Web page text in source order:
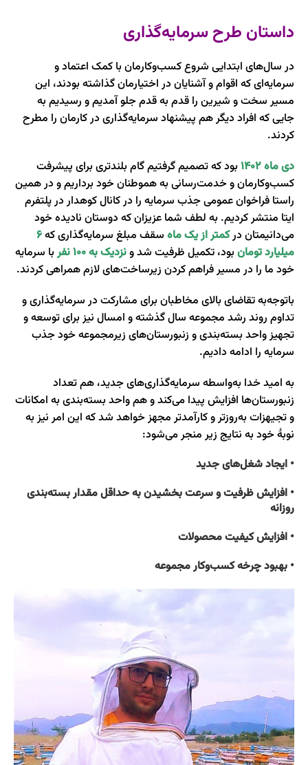
داستان طرح سرمایه‌گذاری
در سال‌های ابتدایی شروع کسب‌وکارمان با کمک اعتماد و
سرمایه‌ای که اقوام و آشنایان در اختیارمان گذاشته بودند، این
مسیر سخت و شیرین را قدم به قدم جلو آمدیم و رسیدیم به
جایی که افراد دیگر هم پیشنهاد سرمایه‌گذاری در کارمان را مطرح
کردند.
دی ماه 1402
بود که تصمیم گرفتیم گام بلندتری برای پیشرفت
کسب‌وکارمان و خدمت‌رسانی به هموطنان خود برداریم و در همین
راستا فراخوان عمومی جذب سرمایه را در کانال کوهدار در پلتفرم
ایتا منتشر کردیم. به لطف شما عزیزان که دوستان نادیده خود
می‌دانیمتان درکمتر از یک ماه سقف مبلغ سرمایه‌گذاری که6
میلیارد تومان بود، تکمیل ظرفیت شد ونزدیک به100 نفر
با سرمایه
خود ما را در مسیر فراهم کردن زیرساخت‌های لازم همراهی کردند.
باتوجه‌به تقاضای بالای مخاطبان برای مشارکت در سرمایه‌گذاری و
تداوم روند رشد مجموعه سال گذشته و امسال نیز برای توسعه و
تجهیز واحد بسته‌بندی و زنبورستان‌های زیرمجموعه خود جذب
سرمایه را ادامه دادیم.
به امید خدا به‌واسطه سرمایه‌گذاری‌های جدید، هم تعداد
زنبورستان‌ها افزایش پیدا می‌کند و هم واحد بسته‌بندی به امکانات
و تجیهزات به‌روزتر و کارآمدتر مجهز خواهد شد که این امر نیز به
نوبۀ خود به نتایج زیر منجر می‌شود:
• ایجاد شغل‌‌های جدید
• افزایش ظرفیت و سرعت بخشیدن به حداقل مقدار بسته‌بندی
روزانه
• افزایش کیفیت محصولات
• بهبود چرخه کسب‌وکار مجموعه